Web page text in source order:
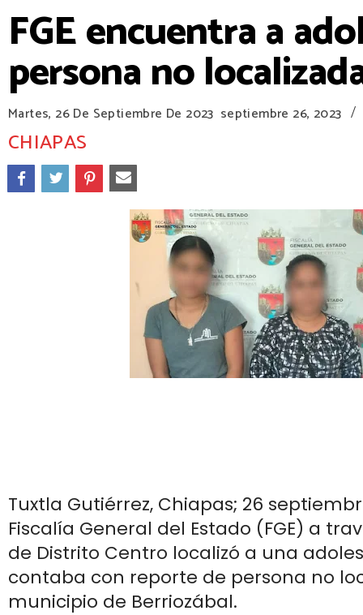
FGE encuentra a
persona no
Martes, 26 De Septiembre De 2023 septiembre 26, 2023 /
CHIAPAS
Tuxtla Gutiérrez, Chiapas; 26
Fiscalía General del Estado (FGE) a
de Distrito Centro localizó a una
contaba con reporte de persona no
municipio de Berriozábal.